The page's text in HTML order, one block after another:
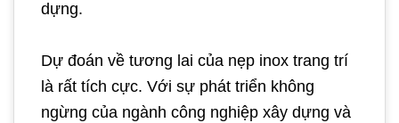
dựng.
Dự đoán về tương lai của nẹp inox trang trí
là rất tích cực. Với sự phát triển không
ngừng của ngành công nghiệp xây dựng và